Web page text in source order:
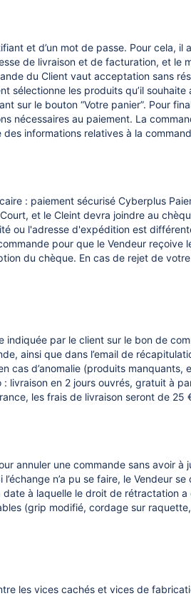
et d’un mot de passe. Pour cela,
de livraison et de facturation, et le
du Client vaut acceptation sans
les produits qu’il
le bouton “Votre panier”. Pour
nécessaires au paiement. La
informations relatives à la
: paiement sécurisé Cyberplus
et le Cleint devra joindre au
ou l'adresse d'expédition est
pour que le Vendeur
du chèque. En cas de rejet de
indiquée par le client sur le bon de
ainsi que dans l’email de
d’anomalie (produits
livraison en 2 jours ouvrés, gratuit à
les frais de livraison seront de 25
annuler une commande sans avoir
n’a pu se faire, le Vendeur
à laquelle le droit de rétractation
(grip modifié, cordage sur
les vices cachés et vices de